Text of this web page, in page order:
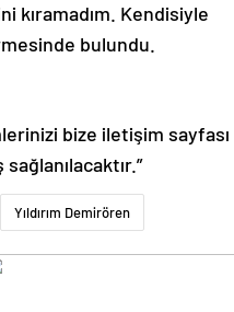
kıramadım. Kendisiyle
bulundu.
bize iletişim sayfası
Yıldırım Demirören